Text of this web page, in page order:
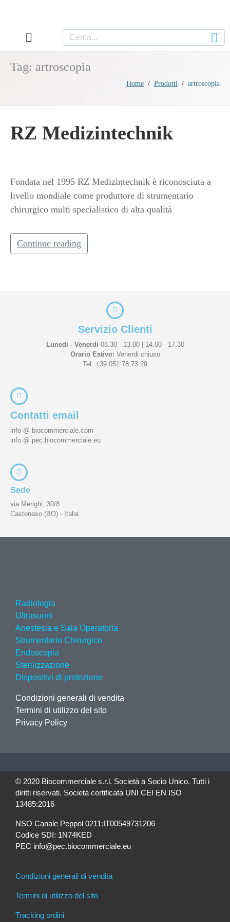
Tag: artroscopia
Home Prodotti artroscopia
RZ Medizintechnik
Fondata nel 1995 RZ Medizintechnik è riconosciuta a
livello mondiale come produttore di strumentario
chirurgico multi specialistico di alta qualità
Continue reading
Servizio Clienti
Lunedi - Venerdi 08.30 - 13.00 | 14.00 - 17.30
Orario Estivo: Venerdi chiuso
Tel. +39 051 78.73.29
Contatti email
info @ biocommerciale.com
info @ pec.biocommerciale.eu
Sede
via Merighi, 30/8
Castenaso (BO) - Italia
Radiologia
Ultrasuoni
Anestesia e Sala Operatoria
Strumentario Chirurgico
Endoscopia
Sterilizzazione
Dispositivi di protezione
Condizioni generali di vendita
Termini di utilizzo del sito
Privacy Policy
© 2020 Biocommerciale s.r.l. Società a Socio Unico. Tutti i
diritti riservati. Società certificata UNI CEI EN ISO
13485:2016
NSO Canale Peppol 0211:IT00549731206
Codice SDI: 1N74KED
PEC info@pec.biocommerciale.eu
Condizioni generali di vendita
Termini di utilizzo del sito
Tracking ordini